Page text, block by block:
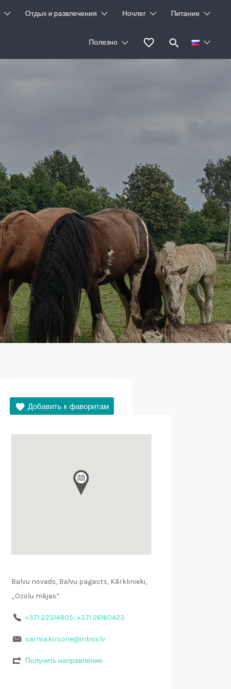
Отдых и развлечения Ночлег Питание
Полезно
Balvu novads, Balvu pagasts, Kārklinieki,
„Ozolu mājas”
+371 22314805; +371 26160423
sarma.kirsone@inbox.lv
Получить направление